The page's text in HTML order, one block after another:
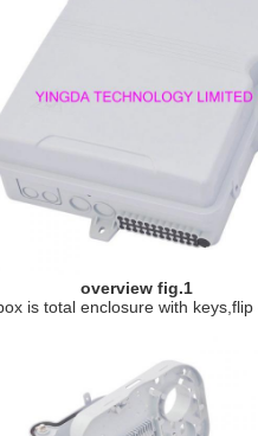
is total enclosure with